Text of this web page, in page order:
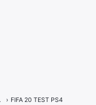
? › FIFA 20 TEST PS4